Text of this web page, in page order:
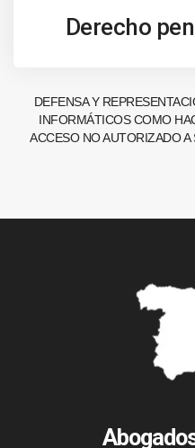
Derecho
DEFENSA Y
INFORMÁTICOS COMO
ACCESO NO AUTORIZADO